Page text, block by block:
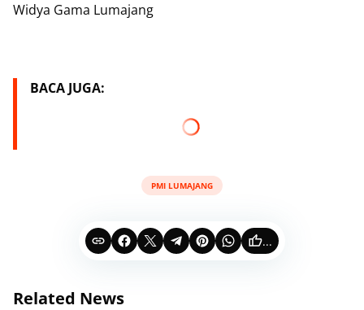
Widya Gama Lumajang
BACA JUGA:
PMI LUMAJANG
...
Related News